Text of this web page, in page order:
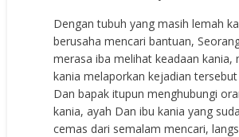
Dengan tubuh yang masih lemah
berusaha mencari bantuan,
merasa iba melihat keadaan kania,
kania melaporkan kejadian
Dan bapak itupun menghubungi
kania, ayah Dan ibu kania yang
cemas dari semalam mencari,